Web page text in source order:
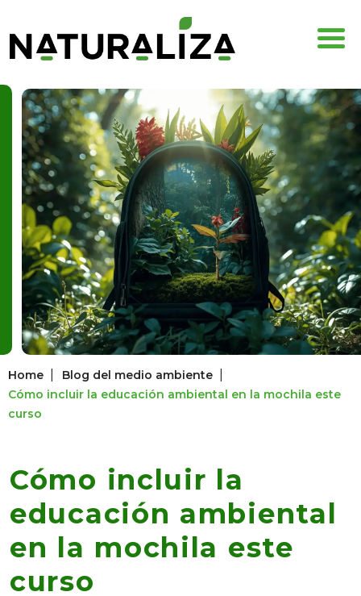
Home Blog del medio ambiente
Cómo incluir la educación ambiental en la mochila este
curso
Cómo incluir la
educación ambiental
en la mochila este
curso